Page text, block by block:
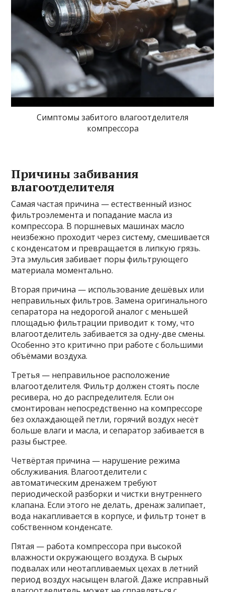
Симптомы забитого влагоотделителя
компрессора
Причины забивания
влагоотделителя
Самая частая причина — естественный износ
фильтроэлемента и попадание масла из
компрессора. В поршневых машинах масло
неизбежно проходит через систему, смешивается
с конденсатом и превращается в липкую грязь.
Эта эмульсия забивает поры фильтрующего
материала моментально.
Вторая причина — использование дешёвых или
неправильных фильтров. Замена оригинального
сепаратора на недорогой аналог с меньшей
площадью фильтрации приводит к тому, что
влагоотделитель забивается за одну-две смены.
Особенно это критично при работе с большими
объёмами воздуха.
Третья — неправильное расположение
влагоотделителя. Фильтр должен стоять после
ресивера, но до распределителя. Если он
смонтирован непосредственно на компрессоре
без охлаждающей петли, горячий воздух несёт
больше влаги и масла, и сепаратор забивается в
разы быстрее.
Четвёртая причина — нарушение режима
обслуживания. Влагоотделители с
автоматическим дренажем требуют
периодической разборки и чистки внутреннего
клапана. Если этого не делать, дренаж залипает,
вода накапливается в корпусе, и фильтр тонет в
собственном конденсате.
Пятая — работа компрессора при высокой
влажности окружающего воздуха. В сырых
подвалах или неотапливаемых цехах в летний
период воздух насыщен влагой. Даже исправный